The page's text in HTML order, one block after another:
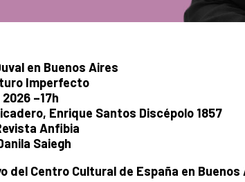
en Buenos Aires
Imperfecto
–17h
Enrique Santos Discépolo 1857
Anfibia
Saiegh
del Centro Cultural de España en